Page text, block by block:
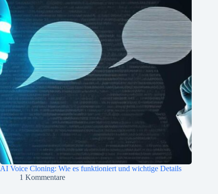
AI Voice Cloning: Wie es funktioniert und wichtige Details
1 Kommentare